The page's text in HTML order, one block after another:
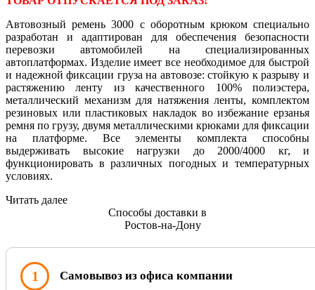
Автовозный ремень 3000 с оборотным крюком специально
разработан и адаптирован для обеспечения безопасности
перевозки автомобилей на специализированных
автоплатформах. Изделие имеет все необходимое для быстрой
и надежной фиксации груза на автовозе: стойкую к разрыву и
растяжению ленту из качественного 100% полиэстера,
металлический механизм для натяжения ленты, комплектом
резиновых или пластиковых накладок во избежание ерзанья
ремня по грузу, двумя металлическими крюками для фиксации
на платформе. Все элементы комплекта способны
выдерживать высокие нагрузки до 2000/4000 кг, и
функционировать в различных погодных и температурных
условиях.
Читать далее
Способы доставки в
Ростов-на-Дону
1 Самовывоз из офиса компании